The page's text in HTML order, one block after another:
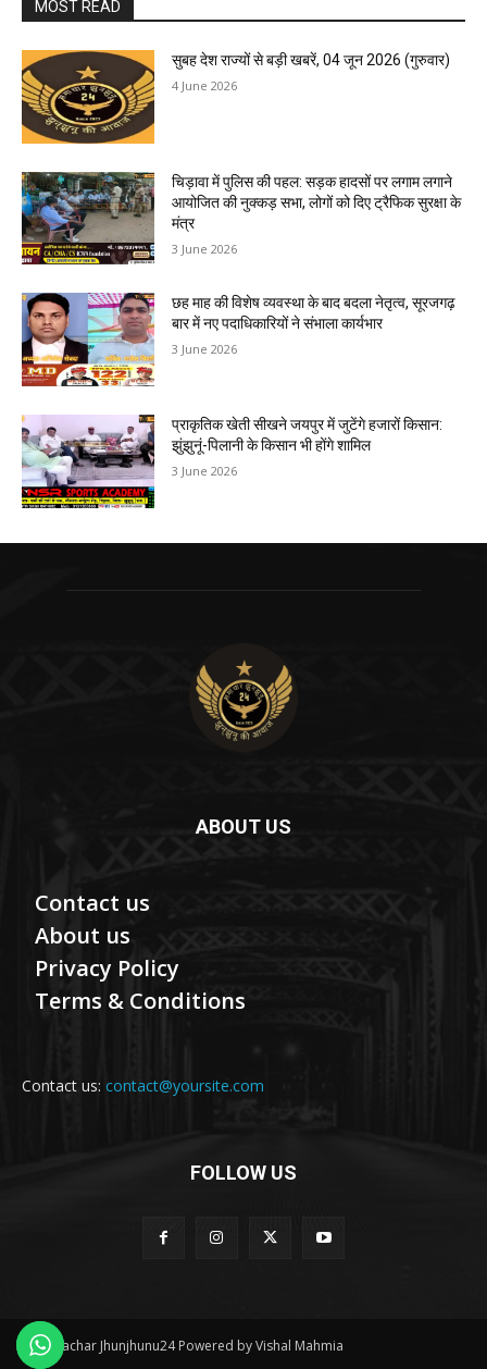
MOST READ
सुबह देश राज्यों से बड़ी खबरें, 04 जून 2026 (गुरुवार)
4 June 2026
चिड़ावा में पुलिस की पहल: सड़क हादसों पर लगाम लगाने
आयोजित की नुक्कड़ सभा, लोगों को दिए ट्रैफिक सुरक्षा के
मंत्र
3 June 2026
छह माह की विशेष व्यवस्था के बाद बदला नेतृत्व, सूरजगढ़
बार में नए पदाधिकारियों ने संभाला कार्यभार
3 June 2026
प्राकृतिक खेती सीखने जयपुर में जुटेंगे हजारों किसान:
झुंझुनूं-पिलानी के किसान भी होंगे शामिल
3 June 2026
ABOUT US
Contact us
About us
Privacy Policy
Terms & Conditions
Contact us: contact@yoursite.com
FOLLOW US
© Samachar Jhunjhunu24 Powered by Vishal Mahmia